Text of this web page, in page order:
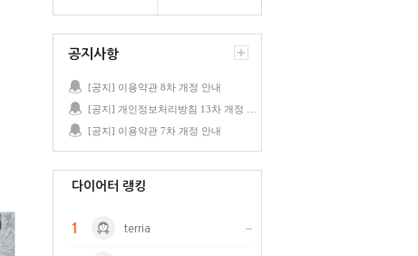
공지사항
[공지] 이용약관 8차 개정 안내
[공지] 이용약관 7차 개정 안내
다이어터 랭킹
1 terria